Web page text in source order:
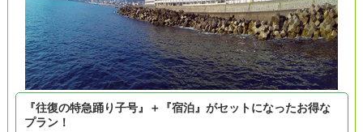
『往復の特急踊り子号』＋『宿泊』がセットになったお得な
プラン！